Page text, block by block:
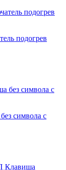
подогрев
символа с